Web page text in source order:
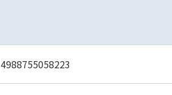
4988755058223